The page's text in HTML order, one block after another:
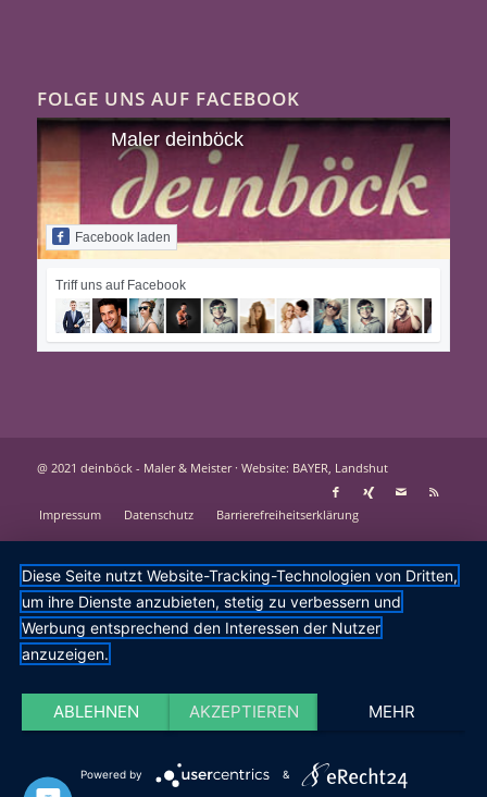
FOLGE UNS AUF FACEBOOK
Maler deinböck
Facebook laden
Triff uns auf Facebook
@ 2021 deinböck - Maler & Meister · Website: BAYER, Landshut
Impressum Datenschutz Barrierefreiheitserklärung
Diese Seite nutzt Website-Tracking-Technologien von Dritten,
um ihre Dienste anzubieten, stetig zu verbessern und
Werbung entsprechend den Interessen der Nutzer
anzuzeigen.
ABLEHNEN AKZEPTIEREN MEHR
Powered by &